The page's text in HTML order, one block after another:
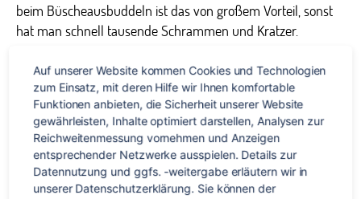
beim Büscheausbuddeln ist das von großem Vorteil, sonst
hat man schnell tausende Schrammen und Kratzer.
Am ersten Tag haben wir nach dem Frühstück erstmal eine
Nachtsichtkamera an einem Mallee Fowl Nest aufgestellt –
eine Art flugunfähiger Vogel, von denen es nur noch wenige
gibt. Diese possierlichen Tierchen bauen riesige Nester, die
bis zu 1,50 Meter hoch und 4,50 Meter breit sind, allerdings
waren in letzter Zeit Fuchsspuren am Nest gefunden
worden, sodass die Naturschützer befürchteten, dass das
Auf unserer Website kommen Cookies und Technologien
zum Einsatz, mit deren Hilfe wir Ihnen komfortable
Funktionen anbieten, die Sicherheit unserer Website
gewährleisten, Inhalte optimiert darstellen, Analysen zur
Reichweitenmessung vornehmen und Anzeigen
entsprechender Netzwerke ausspielen. Details zur
Datennutzung und ggfs. -weitergabe erläutern wir in
unserer Datenschutzerklärung. Sie können der